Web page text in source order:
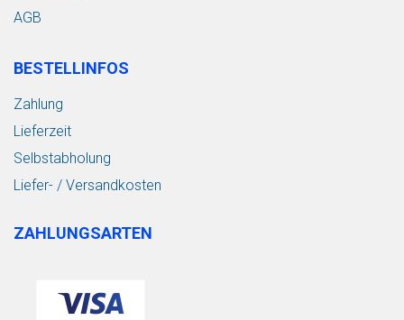
AGB
BESTELLINFOS
Zahlung
Lieferzeit
Selbstabholung
Liefer- / Versandkosten
ZAHLUNGSARTEN